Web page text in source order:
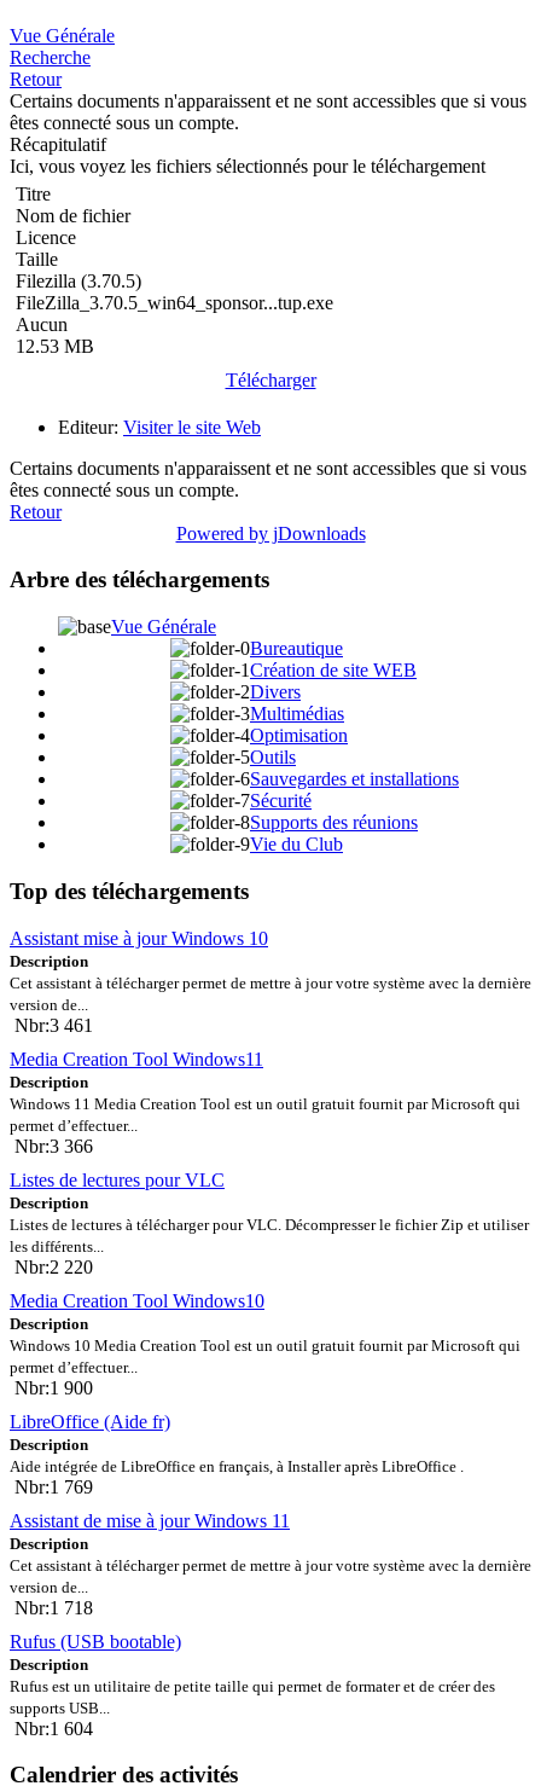
Vue Générale
Recherche
Retour
Certains documents n'apparaissent et ne sont accessibles que si vous
êtes connecté sous un compte.
Récapitulatif
Ici, vous voyez les fichiers sélectionnés pour le téléchargement
Titre
Nom de fichier
Licence
Taille
Filezilla (3.70.5)
FileZilla_3.70.5_win64_sponsor...tup.exe
Aucun
12.53 MB
Télécharger
Editeur: Visiter le site Web
Certains documents n'apparaissent et ne sont accessibles que si vous
êtes connecté sous un compte.
Retour
Powered by jDownloads
Arbre des téléchargements
Vue Générale
Bureautique
Création de site WEB
Divers
Multimédias
Optimisation
Outils
Sauvegardes et installations
Sécurité
Supports des réunions
Vie du Club
Top des téléchargements
Assistant mise à jour Windows 10
Description
Cet assistant à télécharger permet de mettre à jour votre système avec la dernière
version de...
Nbr:3 461
Media Creation Tool Windows11
Description
Windows 11 Media Creation Tool est un outil gratuit fournit par Microsoft qui
permet d’effectuer...
Nbr:3 366
Listes de lectures pour VLC
Description
Listes de lectures à télécharger pour VLC. Décompresser le fichier Zip et utiliser
les différents...
Nbr:2 220
Media Creation Tool Windows10
Description
Windows 10 Media Creation Tool est un outil gratuit fournit par Microsoft qui
permet d’effectuer...
Nbr:1 900
LibreOffice (Aide fr)
Description
Aide intégrée de LibreOffice en français, à Installer après LibreOffice .
Nbr:1 769
Assistant de mise à jour Windows 11
Description
Cet assistant à télécharger permet de mettre à jour votre système avec la dernière
version de...
Nbr:1 718
Rufus (USB bootable)
Description
Rufus est un utilitaire de petite taille qui permet de formater et de créer des
supports USB...
Nbr:1 604
Calendrier des activités